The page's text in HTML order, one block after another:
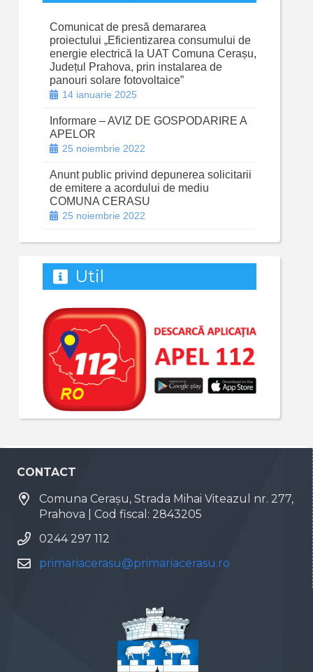
Comunicat de presă demararea
proiectului „Eficientizarea consumului de
energie electrică la UAT Comuna Cerașu,
Județul Prahova, prin instalarea de
panouri solare fotovoltaice”
14 ianuarie 2025
Informare – AVIZ DE GOSPODARIRE A
APELOR
25 noiembrie 2022
Anunt public privind depunerea solicitarii
de emitere a acordului de mediu
COMUNA CERASU
25 noiembrie 2022
Util
CONTACT
Comuna Cerașu, Strada Mihai Viteazul nr. 277,
Prahova | Cod fiscal: 2843205
0244 297 112
primariacerasu@primariacerasu.ro